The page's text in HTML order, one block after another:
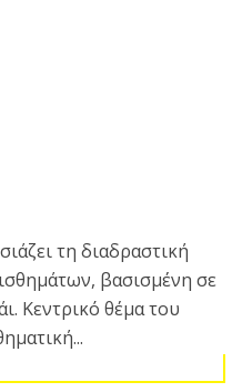
τη διαδραστική
βασισμένη σε
Κεντρικό θέμα του